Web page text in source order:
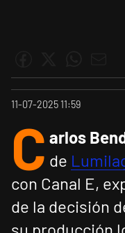
11-07-2025 11:59
C arlos
de
con Canal E,
de la decisión